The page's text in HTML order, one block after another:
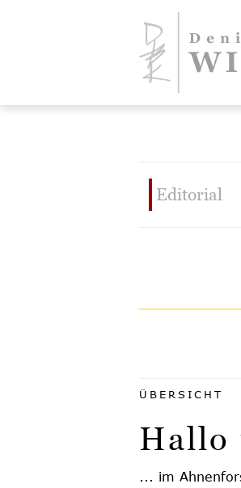
Editorial
ÜBERSICHT
Hallo
... im